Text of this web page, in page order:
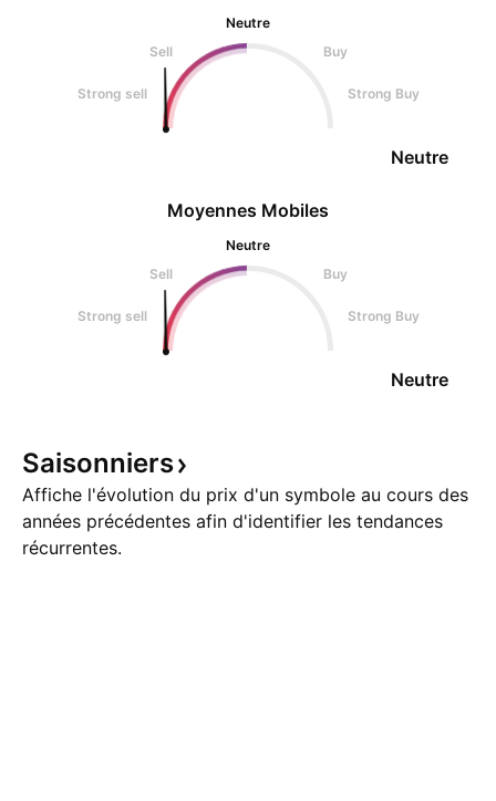
Neutre
Sell
Buy
Strong sell Strong Buy
Neutre
Moyennes Mobiles
Neutre
Sell
Buy
Strong sell Strong Buy
Neutre
Saisonniers
Affiche l'évolution du prix d'un symbole au cours des
années précédentes afin d'identifier les tendances
récurrentes.